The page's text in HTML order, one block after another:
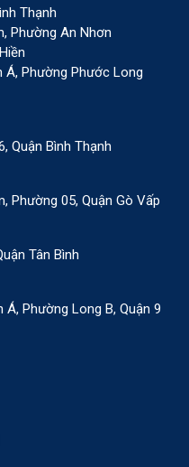
Thạnh
Phường An Nhơn
Á, Phường Phước Long
Quận Bình Thạnh
Phường 05, Quận Gò Vấp
Tân Bình
Phường Long B, Quận 9